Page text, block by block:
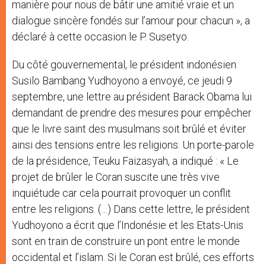
manière pour nous de bâtir une amitié vraie et un
dialogue sincère fondés sur l’amour pour chacun », a
déclaré à cette occasion le P. Susetyo.
Du côté gouvernemental, le président indonésien
Susilo Bambang Yudhoyono a envoyé, ce jeudi 9
septembre, une lettre au président Barack Obama lui
demandant de prendre des mesures pour empêcher
que le livre saint des musulmans soit brûlé et éviter
ainsi des tensions entre les religions. Un porte-parole
de la présidence, Teuku Faizasyah, a indiqué : « Le
projet de brûler le Coran suscite une très vive
inquiétude car cela pourrait provoquer un conflit
entre les religions. (…) Dans cette lettre, le président
Yudhoyono a écrit que l’Indonésie et les Etats-Unis
sont en train de construire un pont entre le monde
occidental et l’islam. Si le Coran est brûlé, ces efforts